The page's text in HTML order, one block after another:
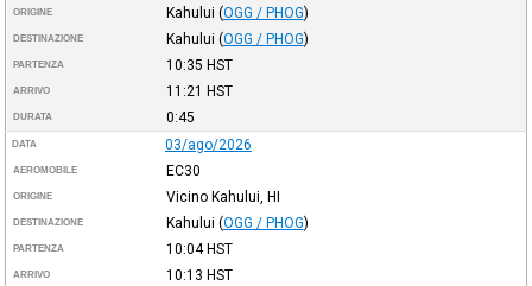
ORIGINE Kahului (OGG / PHOG)
DESTINAZIONE Kahului (OGG / PHOG)
PARTENZA 10:35 HST
ARRIVO 11:21 HST
DURATA 0:45
DATA 03/ago/2026
AEROMOBILE EC30
ORIGINE Vicino Kahului, HI
DESTINAZIONE Kahului (OGG / PHOG)
PARTENZA 10:04HST
ARRIVO 10:13 HST